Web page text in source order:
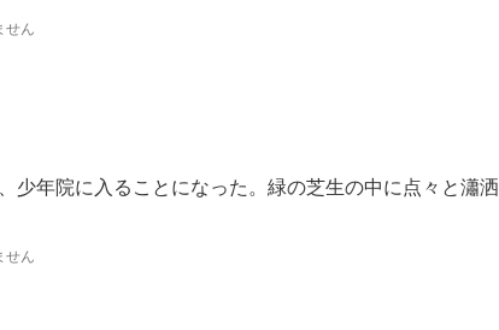
せん
少年院に入ることになった。緑の芝生の中に点々と瀟洒
せん